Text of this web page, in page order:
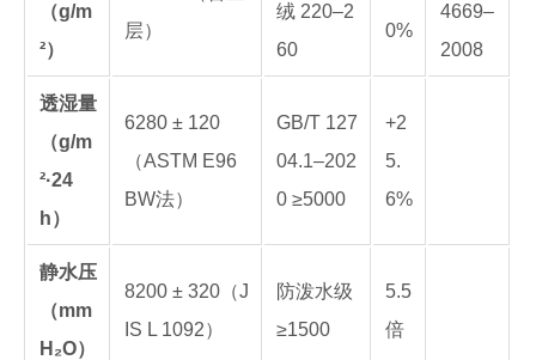
（g/m
²）
层）
绒 220–2
60
0%
4669–
2008
透湿量
（g/m
²·24
h）
6280 ± 120
（ASTM E96
BW法）
GB/T 127
04.1–202
0 ≥5000
+2
5.
6%
静水压
（mm
H₂O）
8200 ± 320（J
IS L 1092）
防泼水级
≥1500
5.5
倍